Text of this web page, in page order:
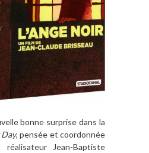
bonne surprise dans la
, pensée et coordonnée
Jean-Baptiste